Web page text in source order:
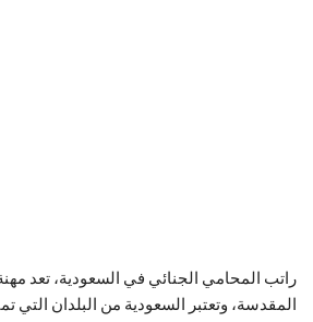
راتب المحامي الجنائي في السعودية، تعد
المقدسة، وتعتبر السعودية من البلدان التي